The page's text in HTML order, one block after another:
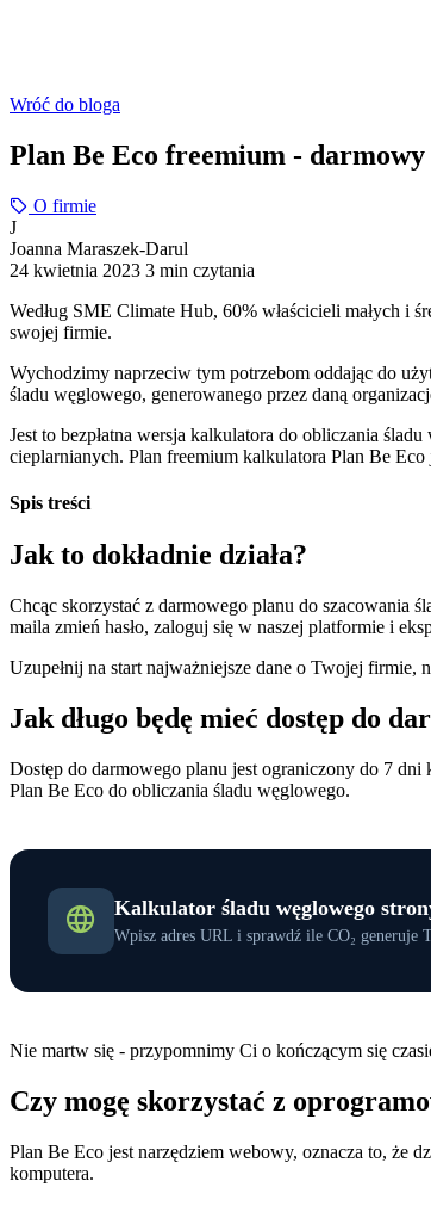
Wróć do bloga
Plan Be Eco freemium -
O firmie
J
Joanna Maraszek-Darul
24 kwietnia 2023 3 min czytania
Według SME Climate Hub, 60% właścicieli małych i
swojej firmie.
Wychodzimy naprzeciw tym potrzebom oddając do
śladu węglowego, generowanego przez daną
Jest to bezpłatna wersja kalkulatora do obliczania
cieplarnianych. Plan freemium kalkulatora Plan Be
Spis treści
Jak to dokładnie działa?
Chcąc skorzystać z darmowego planu do szacowania
maila zmień hasło, zaloguj się w naszej platformie i
Uzupełnij na start najważniejsze dane o Twojej
Jak długo będę mieć dostęp do
Dostęp do darmowego planu jest ograniczony do 7
Plan Be Eco do obliczania śladu węglowego.
Kalkulator śladu węglowego
Wpisz adres URL i sprawdź ile CO₂ generuje
Nie martw się - przypomnimy Ci o kończącym się
Czy mogę skorzystać z
Plan Be Eco jest narzędziem webowy, oznacza to, że
komputera.